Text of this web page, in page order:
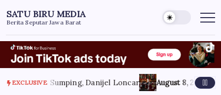
to
content
SATU BIRU MEDIA
Berita Seputar Jawa Barat
EXCLUSIVE
Wilujeng Sumping, Danijel Loncar August 8, 2026